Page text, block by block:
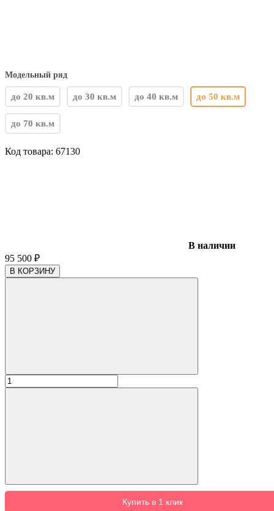
Модельный ряд
до 20 кв.м до 30 кв.м до 40 кв.м до 50 кв.м
до 70 кв.м
Код товара: 67130
В наличии
95 500 ₽
В КОРЗИНУ
Купить в 1 клик